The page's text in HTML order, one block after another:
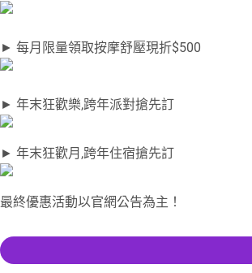
► 每月限量領取按摩舒壓現折$500
► 年末狂歡樂,跨年派對搶先訂
► 年末狂歡月,跨年住宿搶先訂
最終優惠活動以官網公告為主！